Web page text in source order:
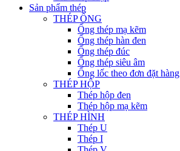
Sản phẩm thép
THÉP ỐNG
Ống thép mạ kẽm
Ống thép hàn đen
Ống thép đúc
Ống thép siêu âm
Ống lốc theo đơn đặt hàng
THÉP HỘP
Thép hộp đen
Thép hộp mạ kẽm
THÉP HÌNH
Thép U
Thép I